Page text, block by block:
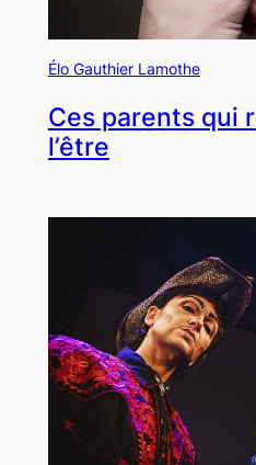
Élo Gauthier Lamothe
Ces parents qui
l’être